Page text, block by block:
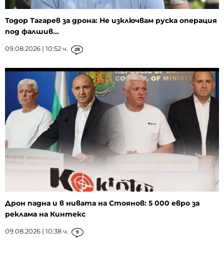
Тодор Тагарев за дрона: Не изключвам руска операция
под фалшив...
09.08.2026 | 10:52 ч. 28
Дрон падна и в нивата на Стоянов: 5 000 евро за
реклама на Кинтекс
09.08.2026 | 10:38 ч. 9